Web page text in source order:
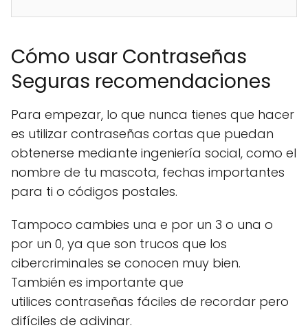
Cómo usar Contraseñas
Seguras recomendaciones
Para empezar, lo que nunca tienes que hacer
es utilizar contraseñas cortas que puedan
obtenerse mediante ingeniería social, como el
nombre de tu mascota, fechas importantes
para ti o códigos postales.
Tampoco cambies una e por un 3 o una o
por un 0, ya que son trucos que los
cibercriminales se conocen muy bien.
También es importante que
utilices contraseñas fáciles de recordar pero
difíciles de adivinar.